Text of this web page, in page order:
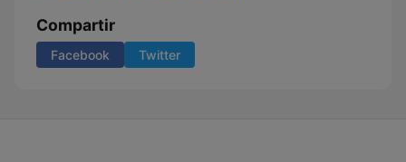
Compartir
Facebook Twitter